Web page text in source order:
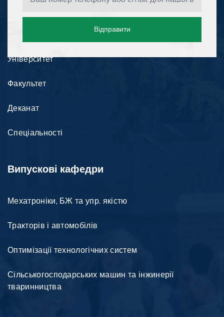
Відправити
Університет
Факультет
Деканат
Спеціальності
Випускові кафедри
Мехатроніки, БЖ та упр. якістю
Тракторів і автомобілів
Оптимізації технологічних систем
Сільськогосподарських машин та інжинерії
тваринництва